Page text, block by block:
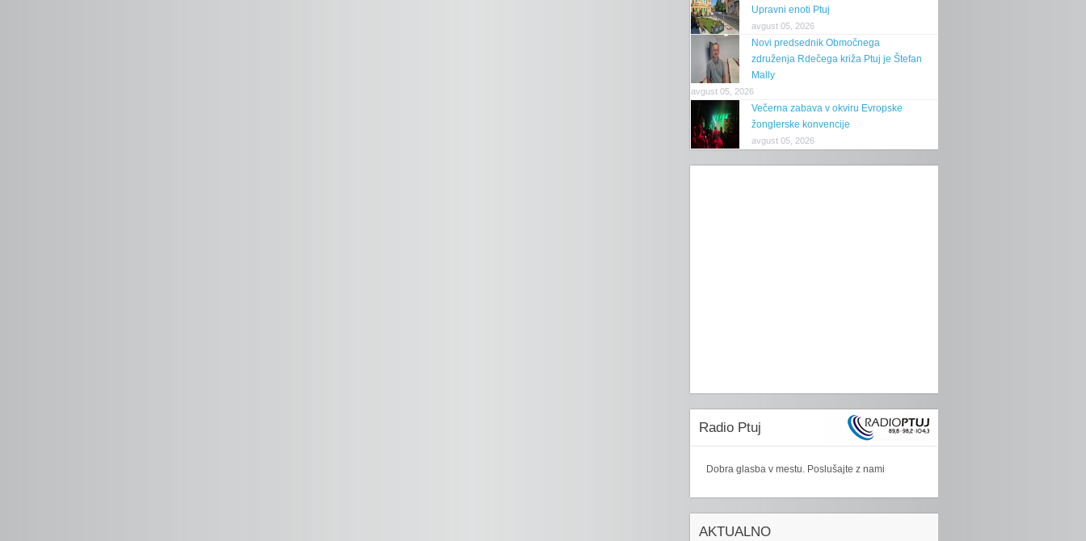
Upravni enoti Ptuj
avgust 05, 2026
Novi predsednik Območnega
združenja Rdečega križa Ptuj je Štefan
Mally
avgust 05, 2026
Večerna zabava v okviru Evropske
žonglerske konvencije
avgust 05, 2026
Radio Ptuj
Dobra glasba v mestu. Poslušajte z nami
AKTUALNO